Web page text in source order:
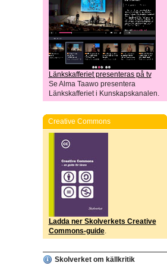
Länkskafferiet presenteras på tv
Se Alma Taawo presentera
Länkskafferiet i Kunskapskanalen.
Creative Commons
Ladda ner Skolverkets Creative
Commons-guide.
Skolverket om källkritik